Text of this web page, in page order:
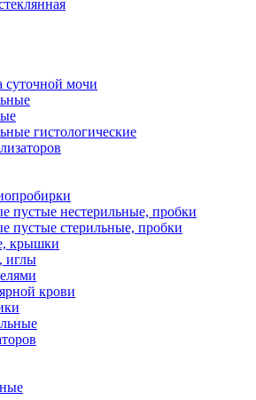
суточной мочи
гистологические
пустые нестерильные, пробки
пустые стерильные, пробки
крышки
иглы
крови